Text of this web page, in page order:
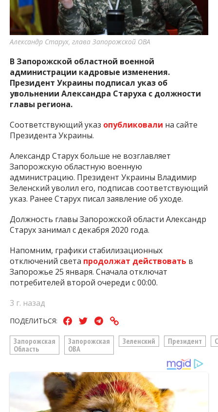
важную информацию о событиях
города Запорожья и области.
Александр Старух, глава Запорожской ОВА
В Запорожской областной военной
администрации кадровые изменения.
Президент Украины подписал указ об
увольнении Александра Старуха с должности
главы региона.
Соответствующий указ опубликовали на сайте
Президента Украины.
Александр Старух больше не возглавляет
Запорожскую областную военную
администрацию. Президент Украины Владимир
Зеленский уволил его, подписав соответствующий
указ. Ранее Старух писал заявление об уходе.
Должность главы Запорожской области Александр
Старух занимал с декабря 2020 года.
Напомним, графики стабилизационных
отключений света продолжат действовать в
Запорожье 25 января. Сначала отключат
потребителей второй очереди с 00:00.
3 г. назад
ПОДЕЛИТЬСЯ:
Запорожская
Область
Запорожская
ОВА
Зеленский Президент